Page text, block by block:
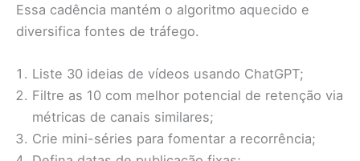
Essa cadência mantém o algoritmo aquecido e
diversifica fontes de tráfego.
Liste 30 ideias de vídeos usando ChatGPT;
Filtre as 10 com melhor potencial de retenção via
métricas de canais similares;
Crie mini-séries para fomentar a recorrência;